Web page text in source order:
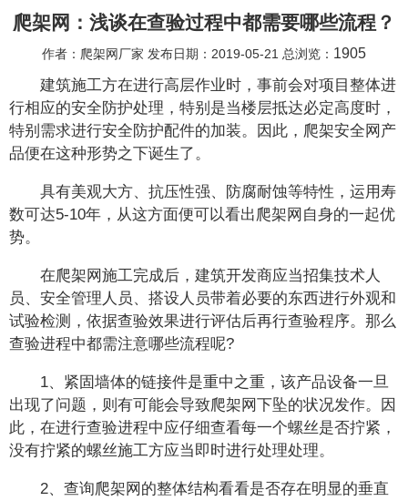
爬架网：浅谈在查验过程中都需要哪些流程？
作者：爬架网厂家 发布日期：2019-05-21 总浏览： 1905
建筑施工方在进行高层作业时，事前会对项目整体进
行相应的安全防护处理，特别是当楼层抵达必定高度时，
特别需求进行安全防护配件的加装。因此，爬架安全网产
品便在这种形势之下诞生了。
具有美观大方、抗压性强、防腐耐蚀等特性，运用寿
数可达5-10年，从这方面便可以看出爬架网自身的一起优
势。
在爬架网施工完成后，建筑开发商应当招集技术人
员、安全管理人员、搭设人员带着必要的东西进行外观和
试验检测，依据查验效果进行评估后再行查验程序。那么
查验进程中都需注意哪些流程呢?
1、紧固墙体的链接件是重中之重，该产品设备一旦
出现了问题，则有可能会导致爬架网下坠的状况发作。因
此，在进行查验进程中应仔细查看每一个螺丝是否拧紧，
没有拧紧的螺丝施工方应当即时进行处理处理。
2、查询爬架网的整体结构看看是否存在明显的垂直